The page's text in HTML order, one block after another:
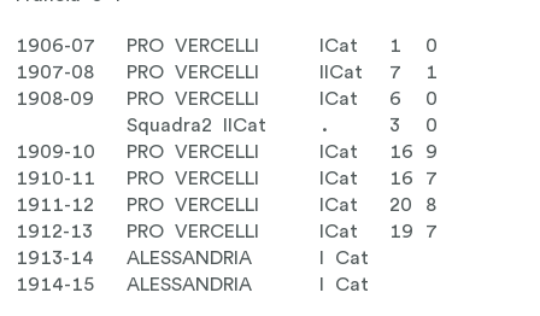
1906-07 PRO VERCELLI ICat 1
0
1907-08
PRO VERCELLI IICat 7
1
1908-09
PRO VERCELLI ICat 6
0
Squadra2 IICat
. 3
0
1909-10
PRO VERCELLI ICat 16
9
1910-11
PRO VERCELLI ICat 16
7
1911-12
PRO VERCELLI ICat 20
8
1912-13
PRO VERCELLI ICat 19
7
1913-14
ALESSANDRIA
I Cat
1914-15
ALESSANDRIA I Cat